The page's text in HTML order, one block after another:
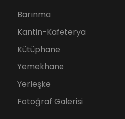
Barınma
Kantin-Kafeterya
Kütüphane
Yemekhane
Yerleşke
Fotoğraf Galerisi